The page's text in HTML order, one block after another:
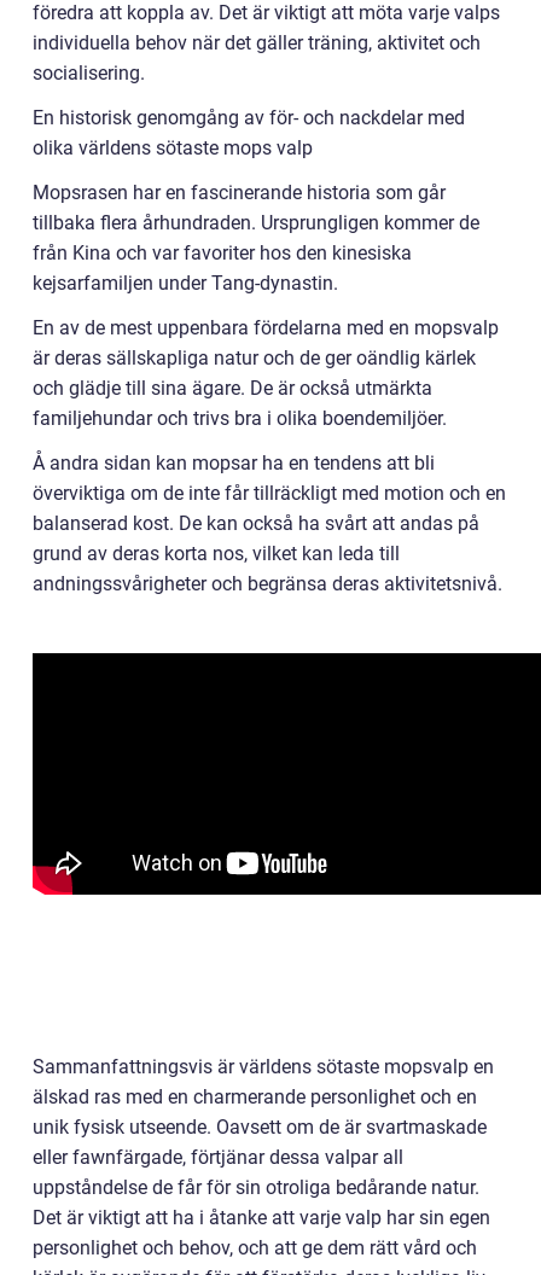
föredra att koppla av. Det är viktigt att möta varje valps
individuella behov när det gäller träning, aktivitet och
socialisering.
En historisk genomgång av för- och nackdelar med
olika världens sötaste mops valp
Mopsrasen har en fascinerande historia som går
tillbaka flera århundraden. Ursprungligen kommer de
från Kina och var favoriter hos den kinesiska
kejsarfamiljen under Tang-dynastin.
En av de mest uppenbara fördelarna med en mopsvalp
är deras sällskapliga natur och de ger oändlig kärlek
och glädje till sina ägare. De är också utmärkta
familjehundar och trivs bra i olika boendemiljöer.
Å andra sidan kan mopsar ha en tendens att bli
överviktiga om de inte får tillräckligt med motion och en
balanserad kost. De kan också ha svårt att andas på
grund av deras korta nos, vilket kan leda till
andningssvårigheter och begränsa deras aktivitetsnivå.
Sammanfattningsvis är världens sötaste mopsvalp en
älskad ras med en charmerande personlighet och en
unik fysisk utseende. Oavsett om de är svartmaskade
eller fawnfärgade, förtjänar dessa valpar all
uppståndelse de får för sin otroliga bedårande natur.
Det är viktigt att ha i åtanke att varje valp har sin egen
personlighet och behov, och att ge dem rätt vård och